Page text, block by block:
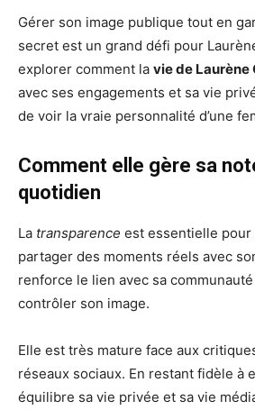
Gérer son image publique tout en
secret est un grand défi pour
explorer comment la vie de Laurène
avec ses engagements et sa vie
de voir la vraie personnalité d’une
Comment elle gère sa
quotidien
La transparence est essentielle
partager des moments réels avec
renforce le lien avec sa
contrôler son image.
Elle est très mature face aux
réseaux sociaux. En restant fidèle à
équilibre sa vie privée et sa vie